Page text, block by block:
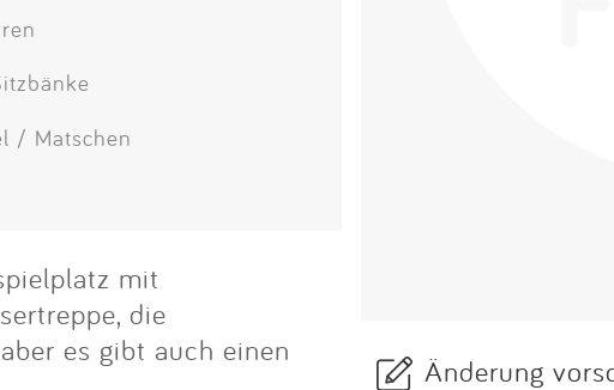
/ Matschen
mit
die
es gibt auch einen
Änderung